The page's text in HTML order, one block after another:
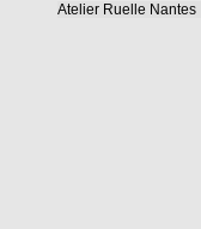
Atelier Ruelle Nantes